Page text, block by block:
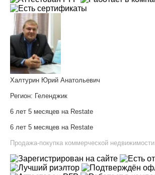
Халтурин Юрий Анатольевич
Регион: Геленджик
6 лет 5 месяцев на Restate
6 лет 5 месяцев на Restate
Продажа-покупка коммерческой недвижимости